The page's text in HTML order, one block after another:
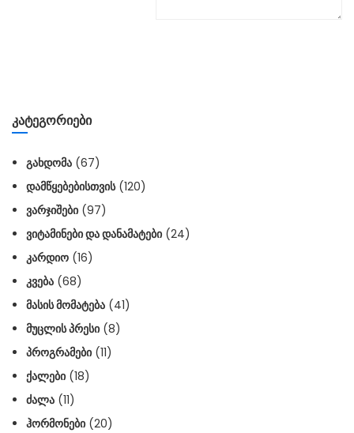
ᲙᲐᲢᲔᲒᲝᲠᲘᲔᲑᲘ
ᲒᲐᲮᲓᲝᲛᲐ (67)
ᲓᲐᲛᲬᲧᲔᲑᲔᲑᲘᲡᲗᲕᲘᲡ(120)
ᲕᲐᲠᲯᲘᲨᲔᲑᲘ (97)
ᲕᲘᲢᲐᲛᲘᲜᲔᲑᲘ ᲓᲐ ᲓᲐᲜᲐᲛᲐᲢᲔᲑᲘ (24)
ᲙᲐᲠᲓᲘᲝ (16)
ᲙᲕᲔᲑᲐ (68)
ᲛᲐᲡᲘᲡ ᲛᲝᲛᲐᲢᲔᲑᲐ (41)
ᲛᲣᲪᲚᲘᲡ ᲞᲠᲔᲡᲘ (8)
ᲞᲠᲝᲒᲠᲐᲛᲔᲑᲘ (11)
ᲥᲐᲚᲔᲑᲘ (18)
ᲫᲐᲚᲐ (11)
ᲰᲝᲠᲛᲝᲜᲔᲑᲘ (20)